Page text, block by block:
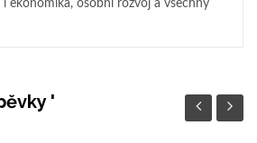
i ekonomika, osobní rozvoj a všechny
'